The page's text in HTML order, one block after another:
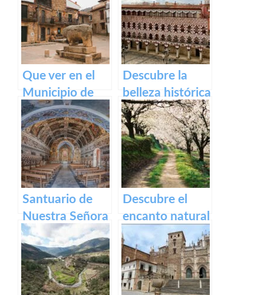
Que ver en el
Municipio de
Segura de Toro
en caceres
Descubre la
belleza histórica
y cultural de
Plaza Alta de
Badajoz
Santuario de
Nuestra Señora
del Ara:
Historia,
devoción y
turismo en
Descubre el
encanto natural
del Valle del
Jerte – Turismo
y actividades al
aire libre